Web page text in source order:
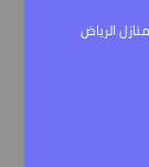
الرياض